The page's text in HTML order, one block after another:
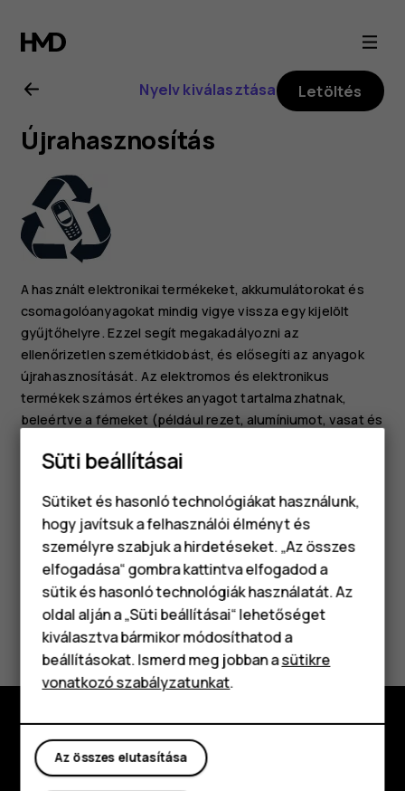
Nokia
8.1
felhasználói
kézikönyv
Okostelefonok
Klasszikus telefonok
Tartozékok
Táblagépek
Nyelv kiválasztása Letöltés
Újrahasznosítás
A használt elektronikai termékeket, akkumulátorokat és
csomagolóanyagokat mindig vigye vissza egy kijelölt
gyűjtőhelyre. Ezzel segít megakadályozni az
ellenőrizetlen szemétkidobást, és elősegíti az anyagok
újrahasznosítását. Az elektromos és elektronikus
termékek számos értékes anyagot tartalmazhatnak,
beleértve a fémeket (például rezet, alumíniumot, vasat és
ezüstöt és palládiumot). A készülék minden anyaga
Hasznosnak találtad?
Igen Nem
Fedezd fel
Süti beállításai
Sütiket és hasonló technológiákat használunk,
hogy javítsuk a felhasználói élményt és
személyre szabjuk a hirdetéseket. „Az összes
elfogadása“ gombra kattintva elfogadod a
sütik és hasonló technológiák használatát. Az
oldal alján a „Süti beállításai“ lehetőséget
kiválasztva bármikor módosíthatod a
beállításokat. Ismerd meg jobban asütikre
vonatkozó szabályzatunkat.
Az összes elutasítása